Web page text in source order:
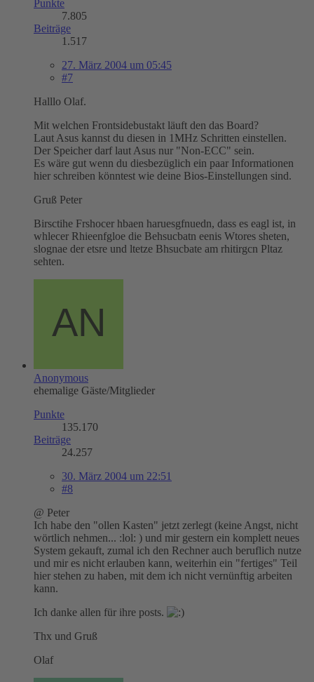
Punkte
7.805
Beiträge
1.517
27. März 2004 um 05:45
#7
Halllo Olaf.
Mit welchen Frontsidebustakt läuft den das Board?
Laut Asus kannst du diesen in 1MHz Schritten einstellen.
Der Speicher darf laut Asus nur "Non-ECC" sein.
Es wäre gut wenn du diesbezüglich ein paar Informationen
hier schreiben könntest wie deine Bios-Einstellungen sind.
Gruß Peter
Birsctihe Frshocer hbaen haruesgfnuedn, dass es eagl ist, in
whlecer Rhieenfgloe die Behsucbatn eenis Wtores sheten,
slognae der etsre und ltetze Bhsucbate am rhitirgcn Pltaz
sehten.
Anonymous
ehemalige Gäste/Mitglieder
Punkte
135.170
Beiträge
24.257
30. März 2004 um 22:51
#8
@ Peter
Ich habe den "ollen Kasten" jetzt zerlegt (keine Angst, nicht
wörtlich nehmen... :lol: ) und mir gestern ein komplett neues
System gekauft, zumal ich den Rechner auch beruflich nutze
und mir es nicht erlauben kann, weiterhin ein "fertiges" Teil
hier stehen zu haben, mit dem ich nicht vernünftig arbeiten
kann.
Ich danke allen für ihre posts.
Thx und Gruß
Olaf